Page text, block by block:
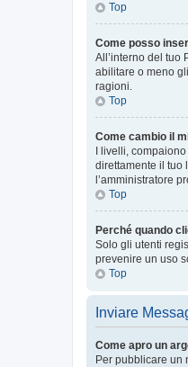
Top
Come posso
All’interno del tuo
abilitare o meno
ragioni.
Top
Come cambio il
I livelli,
direttamente il tuo
l’amministratore
Top
Perché quando
Solo gli utenti
prevenire un uso
Top
Inviare
Come apro un
Per pubblicare un